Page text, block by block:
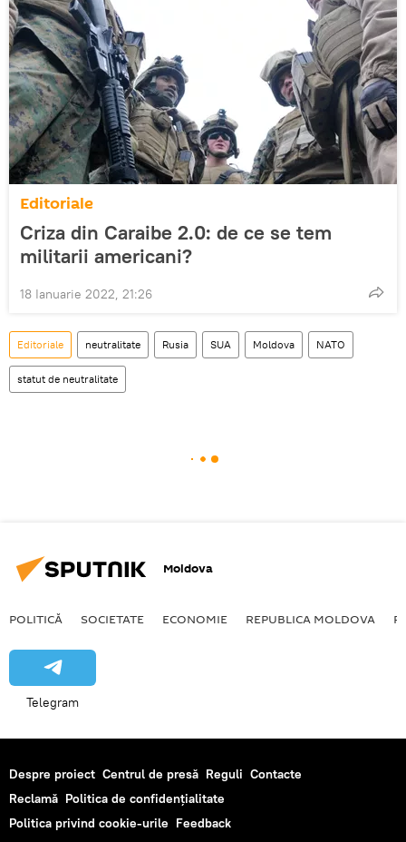
Editoriale
Criza din Caraibe 2.0: de ce se tem
militarii americani?
18 Ianuarie 2022, 21:26
Editoriale neutralitate Rusia SUA Moldova NATO
statut de neutralitate
Moldova
POLITICĂ SOCIETATE ECONOMIE REPUBLICA MOLDOVA
Telegram
Despre proiect Centrul de presă Reguli Contacte
Reclamă Politica de confidențialitate
Politica privind cookie-urile Feedback